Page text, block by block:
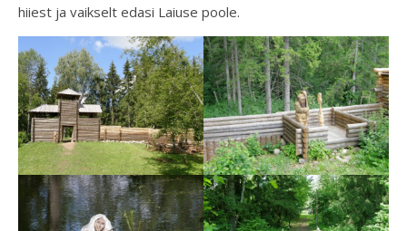
hiiest ja vaikselt edasi Laiuse poole.